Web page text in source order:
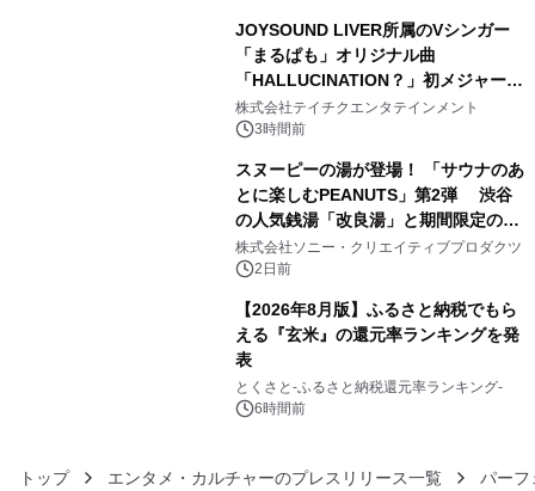
JOYSOUND LIVER所属のVシンガー
「まるぱも」オリジナル曲
「HALLUCINATION？」初メジャー配
信リリース決定！
株式会社テイチクエンタテインメント
3時間前
スヌーピーの湯が登場！ 「サウナのあ
とに楽しむPEANUTS」第2弾 渋谷
の人気銭湯「改良湯」と期間限定のコ
ラボレーション サウナイキタイコラ
ボグッズも発売決定！
株式会社ソニー・クリエイティブプロダクツ
2日前
【2026年8月版】ふるさと納税でもら
える『玄米』の還元率ランキングを発
表
とくさと-ふるさと納税還元率ランキング-
6時間前
トップ エンタメ・カルチャーのプレスリリース一覧 パーフ